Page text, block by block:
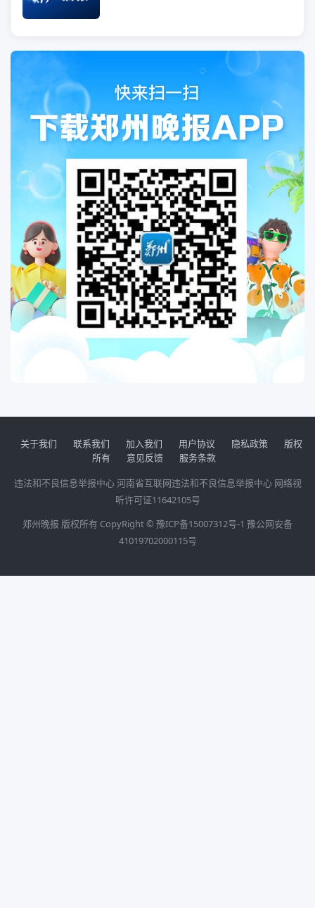
关于我们 联系我们 加入我们 用户协议 隐私政策
版权
所有
意见反馈
服务条款
违法和不良信息举报中心河南省互联网违法和不良信息举报中心 网络视
听许可证11642105号
郑州晚报 版权所有 CopyRight © 豫ICP备15007312号-1 豫公网安备
41019702000115号